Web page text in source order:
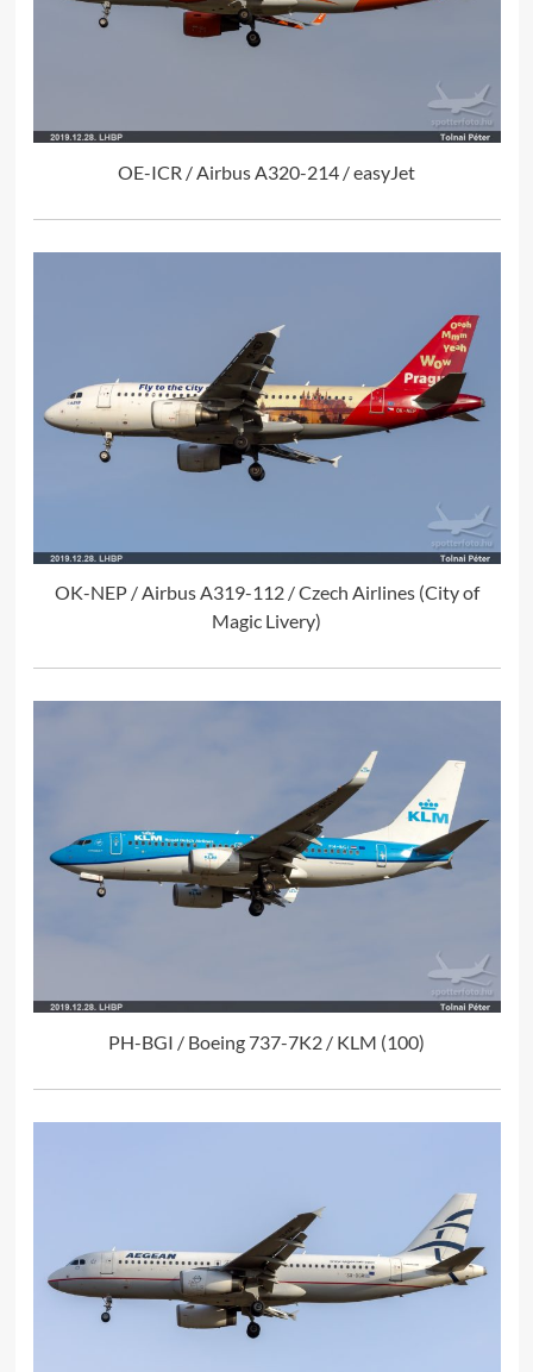
OE-ICR / Airbus A320-214 / easyJet
OK-NEP / Airbus A319-112 / Czech Airlines (City of
Magic Livery)
PH-BGI / Boeing 737-7K2 / KLM (100)